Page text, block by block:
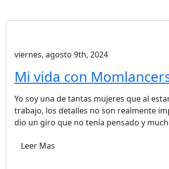
viernes, agosto 9th, 2024
Mi vida con
Yo soy una de tantas mujeres que al
trabajo, los detalles no son realmente
dio un giro que no tenía pensado y
Leer Mas